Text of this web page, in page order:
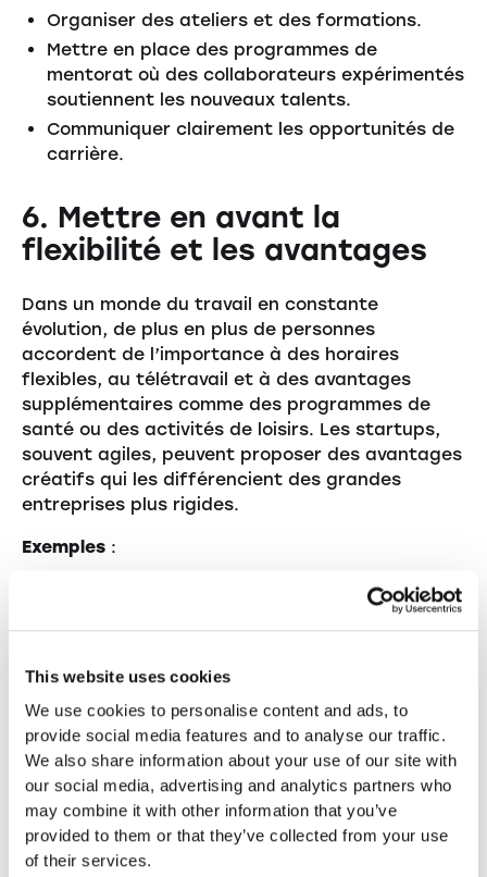
This website uses cookies
We use cookies to personalise content and ads, to
provide social media features and to analyse our traffic.
We also share information about your use of our site with
our social media, advertising and analytics partners who
may combine it with other information that you’ve
provided to them or that they’ve collected from your use
of their services.
Organiser des ateliers et des formations.
Mettre en place des programmes de
mentorat où des collaborateurs expérimentés
soutiennent les nouveaux talents.
Communiquer clairement les opportunités de
carrière.
6. Mettre en avant la
flexibilité et les avantages
Dans un monde du travail en constante
évolution, de plus en plus de personnes
accordent de l’importance à des horaires
flexibles, au télétravail et à des avantages
supplémentaires comme des programmes de
santé ou des activités de loisirs. Les startups,
souvent agiles, peuvent proposer des avantages
créatifs qui les différencient des grandes
entreprises plus rigides.
Exemples:
Modèles de travail flexibles ou politique de
Soutien financier pour les formations
Conseils pratiques
pour la mise en œuvre